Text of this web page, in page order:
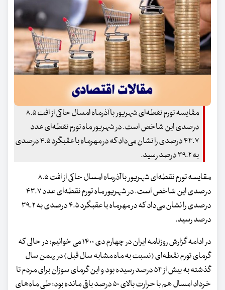
مقایسه تورم نقطه‌ای شهریور با آذرماه امسال حاکی از افت ۸.۵
درصدی این شاخص است. در شهریور ماه تورم نقطه‌ای عدد
۴۳.۷ درصدی را نشان می‌داد که در مهرماه با عقبگرد ۴.۵ درصدی
به ۳۹.۲ درصد رسید.
مقایسه تورم نقطه‌ای شهریور با آذرماه امسال حاکی از افت ۸.۵
درصدی این شاخص است. در شهریور ماه تورم نقطه‌ای عدد ۴۳.۷
درصدی را نشان می‌داد که در مهرماه با عقبگرد ۴.۵ درصدی به ۳۹.۲
درصد رسید.
در ادامه گزارش روزنامه ایران در چهارم دی ۱۴۰۰ می خوانیم: در حالی که
گرمای تورم نقطه‌ای (نسبت به ماه مشابه سال قبل) در بهمن سال
گذشته به بیش از ۵۳ درصد رسیده بود و این گرمای سوزان برای مردم تا
خرداد امسال هم با حرارت بالای ۵۰ درصد باقی مانده بود؛ طی ماه‌های